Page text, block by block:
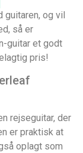
og vil
så er
guitar et godt
pris!
rejseguitar, der
er praktisk at
oplagt som